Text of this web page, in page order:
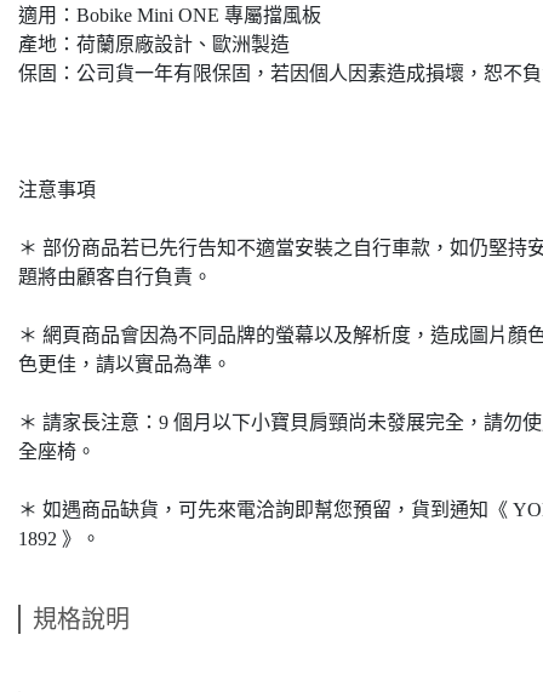
適用：Bobike Mini ONE 專屬擋風板
產地：荷蘭原廠設計、歐洲製造
保固：公司貨一年有限保固，若因個人因素造成損壞，恕不
注意事項
＊ 部份商品若已先行告知不適當安裝之自行車款，如仍堅持
題將由顧客自行負責。
＊ 網頁商品會因為不同品牌的螢幕以及解析度，造成圖片顏
色更佳，請以實品為準。
＊ 請家長注意：9 個月以下小寶貝肩頸尚未發展完全，請勿
全座椅。
＊ 如遇商品缺貨，可先來電洽詢即幫您預留，貨到通知《
1892 》。
規格說明